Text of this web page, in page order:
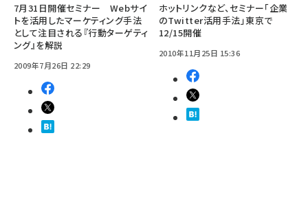
7月31日開催セミナー Webサイ
トを活用したマーケティング手法
として注目される『行動ターゲティ
ング』を解説
2009年7月26日 22:29
ホットリンクなど、セミナー「企業
のTwitter活用手法」東京で
12/15開催
2010年11月25日 15:36